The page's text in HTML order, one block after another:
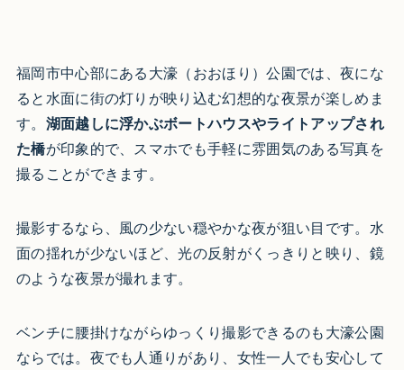
福岡市中心部にある大濠（おおほり）公園では、夜にな
ると水面に街の灯りが映り込む幻想的な夜景が楽しめま
す。 湖面越しに浮かぶボートハウスやライトアップされ
た橋が印象的で、スマホでも手軽に雰囲気のある写真を
撮ることができます。
撮影するなら、風の少ない穏やかな夜が狙い目です。水
面の揺れが少ないほど、光の反射がくっきりと映り、鏡
のような夜景が撮れます。
ベンチに腰掛けながらゆっくり撮影できるのも大濠公園
ならでは。夜でも人通りがあり、女性一人でも安心して